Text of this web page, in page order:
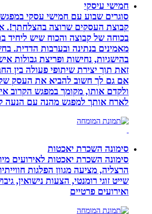
חמישי עיסקי
סוגרים שבוע עם חמישי עסקי במפגשי
קבוצת העסקים שרוצה בהצלחתך!. אנו
בכוחה של קבוצה והכוח שיש ליחיד
מאמינים בנתינה ובערבות הדדית. בחשיבה
בהישגיות, נחישות ופריצת גבולות אישיים
זאת תוך יצירת שיתופי פעולה בין
אם גם לך חשוב להביא את העסק שלך
ולקדם אותו, מקומך במפגש הקרוב איתנו
לארח אותך למפגש מהנה עם הנעה
סימונה השכרת יאכטות
סימונה השכרת יאכטות לאירועים
הרצליה, מציעה מגוון הפלגות חווייתיות:
שייט זוגי רומנטי, הצעות נישואין, גיבוש
ואירועים פרטיים